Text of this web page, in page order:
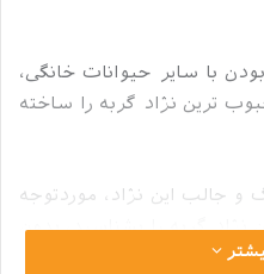
با سایر حیوانات خانگی،
ترین نژاد گربه را ساخته
و جالب این نژاد، موردتوجه
گربه را بشناسید، بدون